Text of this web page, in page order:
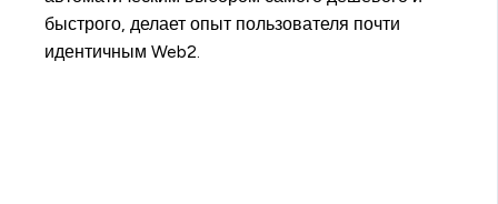
быстрого, делает опыт пользователя почти
идентичным Web2.